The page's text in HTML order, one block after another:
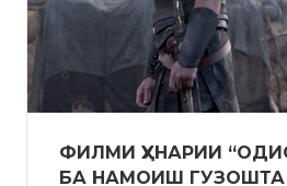
ФИЛМИ ҲУНАРИИ
БА НАМОИШ